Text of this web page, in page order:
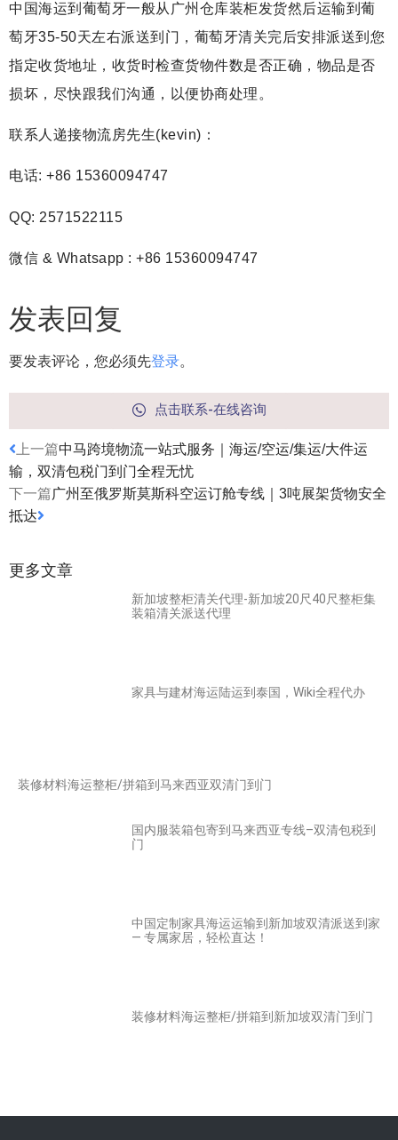
中国海运到葡萄牙一般从广州仓库装柜发货然后运输到葡
萄牙35-50天左右派送到门，葡萄牙清关完后安排派送到您
指定收货地址，收货时检查货物件数是否正确，物品是否
损坏，尽快跟我们沟通，以便协商处理。
联系人递接物流房先生(kevin)：
电话: +86 15360094747
QQ: 2571522115
微信 & Whatsapp : +86 15360094747
发表回复
要发表评论，您必须先登录。
点击联系-在线咨询
上一篇中马跨境物流一站式服务｜海运/空运/集运/大件运
输，双清包税门到门全程无忧
下一篇广州至俄罗斯莫斯科空运订舱专线｜3吨展架货物安全
抵达
更多文章
新加坡整柜清关代理-新加坡20尺40尺整柜集
装箱清关派送代理
家具与建材海运陆运到泰国，Wiki全程代办
装修材料海运整柜/拼箱到马来西亚双清门到门
国内服装箱包寄到马来西亚专线–双清包税到
门
中国定制家具海运运输到新加坡双清派送到家
— 专属家居，轻松直达！
装修材料海运整柜/拼箱到新加坡双清门到门